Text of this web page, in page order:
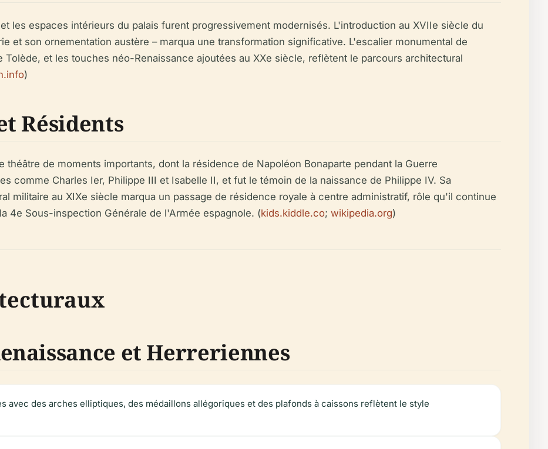
les espaces intérieurs du palais furent progressivement modernisés. L'introduction au XVIIe siècle du
et son ornementation austère – marqua une transformation significative. L'escalier monumental de
Tolède, et les touches néo-Renaissance ajoutées au XXe siècle, reflètent le parcours architectural
)
Résidents
théâtre de moments importants, dont la résidence de Napoléon Bonaparte pendant la Guerre
comme Charles Ier, Philippe III et Isabelle II, et fut le témoin de la naissance de Philippe IV. Sa
militaire au XIXe siècle marqua un passage de résidence royale à centre administratif, rôle qu'il continue
4e Sous-inspection Générale de l'Armée espagnole. (kids.kiddle.co; wikipedia.org)
et Herreriennes
avec des arches elliptiques, des médaillons allégoriques et des plafonds à caissons reflètent le style